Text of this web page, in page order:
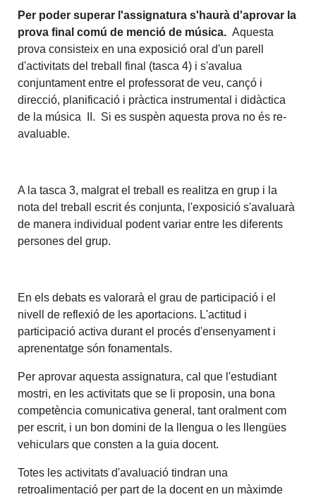
Per poder superar l'assignatura s'haurà d'aprovar la
prova final comú de menció de música.Aquesta
prova consisteix en una exposició oral d'un parell
d'activitats del treball final (tasca 4) i s'avalua
conjuntament entre el professorat de veu, cançó i
direcció, planificació i pràctica instrumental i didàctica
de la música II. Si es suspèn aquesta prova no és re-
avaluable.
A la tasca 3, malgrat el treball es realitza en grup i la
nota del treball escrit és conjunta, l'exposició s'avaluarà
de manera individual podent variar entre les diferents
persones del grup.
En els debats es valorarà el grau de participació i el
nivell de reflexió de les aportacions. L'actitud i
participació activa durant el procés d'ensenyament i
aprenentatge són fonamentals.
Per aprovar aquesta assignatura, cal que l'estudiant
mostri, en les activitats que se li proposin, una bona
competència comunicativa general, tant oralment com
per escrit, i un bon domini de la llengua o les llengües
vehiculars que consten a la guia docent.
Totes les activitats d'avaluació tindran una
retroalimentació per part de la docent en un màximde